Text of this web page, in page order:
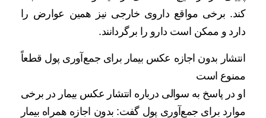
کند. برخی مواقع داروی خارجی نیز همین عوارض را
دارد و ممکن است دارو را برگردانند.
انتشار بدون اجازه عکس بیمار برای جمع‌آوری پول قطعاً
ممنوع است
او در پاسخ به سوالی درباره انتشار عکس بیمار در برخی
موارد برای جمع‌آوری پول گفت: بدون اجازه همراه بیمار